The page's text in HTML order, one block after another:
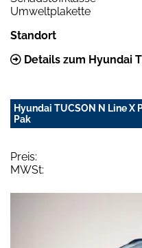
Umweltplakette
Standort
Details zum Hyundai
Hyundai TUCSON N Line X
Pak
Preis:
MWSt: